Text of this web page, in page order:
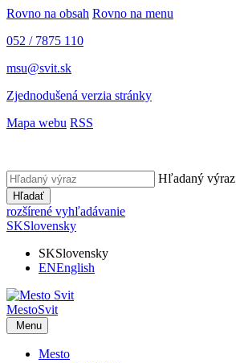
Rovno na obsah Rovno na menu
052 / 7875 110
msu@svit.sk
Zjednodušená verzia stránky
Mapa webu RSS
Hľadaný výraz
Hľadať
rozšírené vyhľadávanie
SKSlovensky
SKSlovensky
ENEnglish
MestoSvit
Menu
Mesto